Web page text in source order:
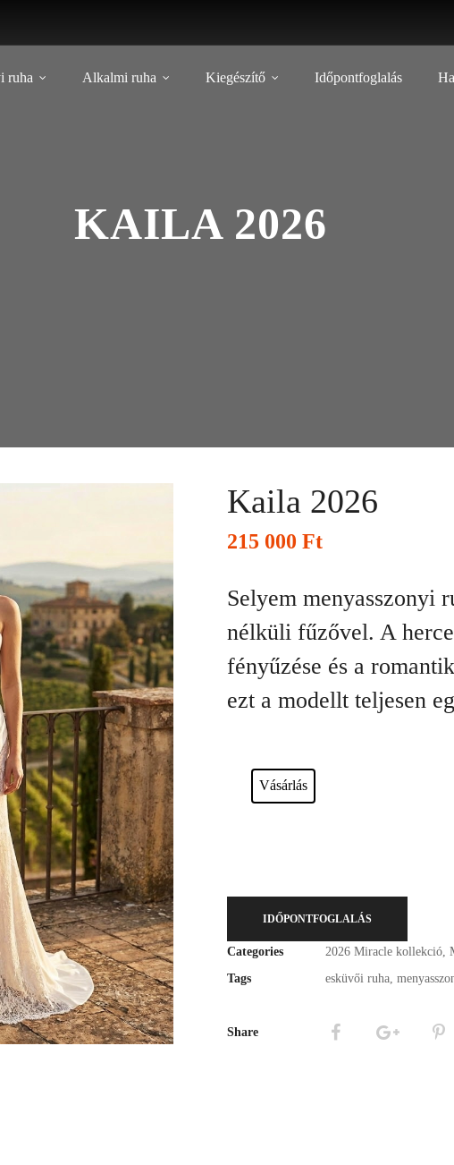
ruha Alkalmi ruha Kiegészítő Időpontfoglalás
KAILA 2026
Kaila 2026
215 000 Ft
Selyem menyasszonyi
nélküli fűzővel. A
fényűzése és a
ezt a modellt teljesen
Vásárlás
IDŐPONTFOGLALÁS
Categories 2026 Miracle kollekció
Tags
esküvői ruha
Share